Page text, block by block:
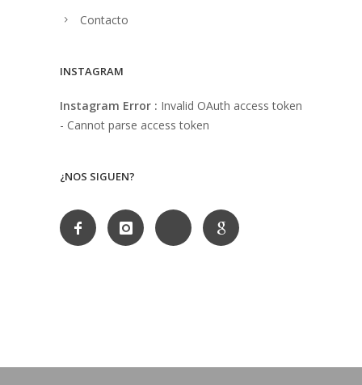
Contacto
INSTAGRAM
Instagram Error : Invalid OAuth access token
- Cannot parse access token
¿NOS SIGUEN?